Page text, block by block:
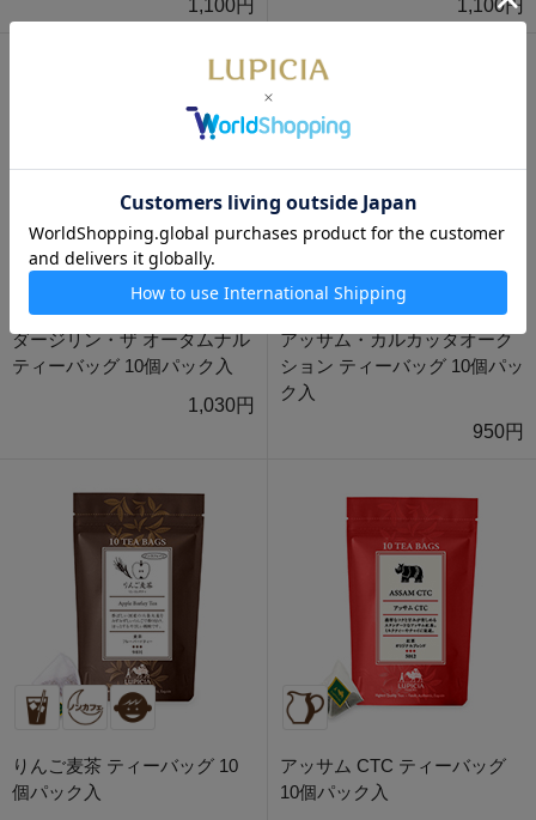
1,100円 1,100円
ダージリン・ザ オータムナル
ティーバッグ 10個パック入
1,030円
アッサム・カルカッタオーク
ション ティーバッグ 10個パッ
ク入
950円
りんご麦茶 ティーバッグ 10
個パック入
アッサム CTC ティーバッグ
10個パック入